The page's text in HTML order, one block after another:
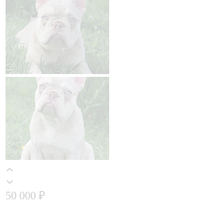
50 000 ₽